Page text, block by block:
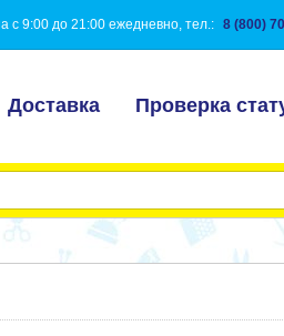
с 9:00 до 21:00 ежедневно, тел.: 8 (800)
Доставка Проверка